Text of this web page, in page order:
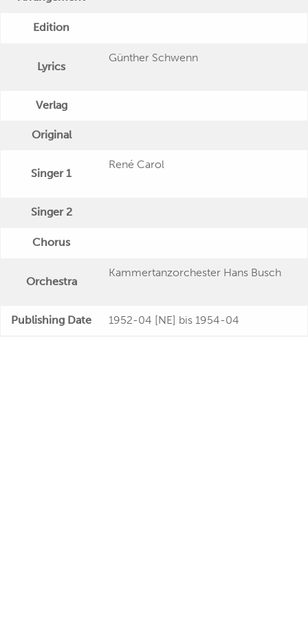
Edition
Lyrics
Günther Schwenn
Verlag
Original
Singer 1
René Carol
Singer 2
Chorus
Orchestra
Kammertanzorchester Hans Busch
Publishing Date 1952-04 [NE] bis 1954-04